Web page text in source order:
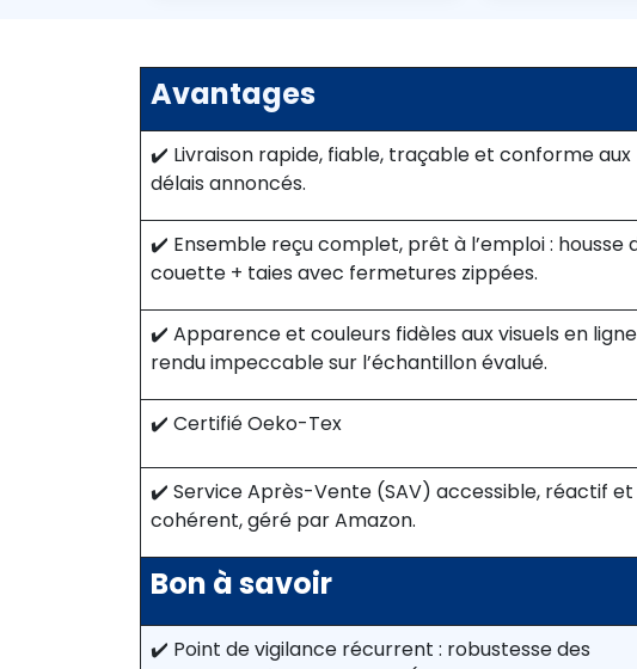
Avantages
✔️ Livraison rapide, fiable, traçable et conforme aux
délais annoncés.
✔️ Ensemble reçu complet, prêt à l’emploi : housse
couette + taies avec fermetures zippées.
✔️ Apparence et couleurs fidèles aux visuels en
rendu impeccable sur l’échantillon évalué.
✔️ Certifié Oeko-Tex
✔️ Service Après-Vente (SAV) accessible, réactif et
cohérent, géré par Amazon.
Bon à savoir
✔️ Point de vigilance récurrent : robustesse des